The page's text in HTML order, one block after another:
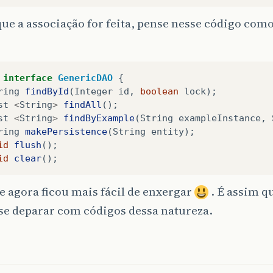
a associação for feita, pense nesse código
interface GenericDAO {
findById (Integer id , boolean lock);
<String> findAll ();
<String> findByExample(String exampleInstance,
makePersistence(String entity);
flush ();
clear();
agora ficou mais fácil de enxergar
. É assim
deparar com códigos dessa natureza.